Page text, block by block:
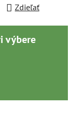
Zdieľať
výbere